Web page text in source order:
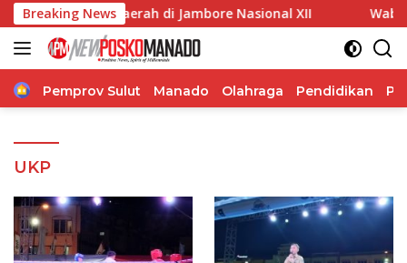
Langsung
ke
konten
Breaking News
Daerah di Jambore Nasional XII Wabup
Home
Pemprov Sulut Manado Olahraga Pendidikan
UKP